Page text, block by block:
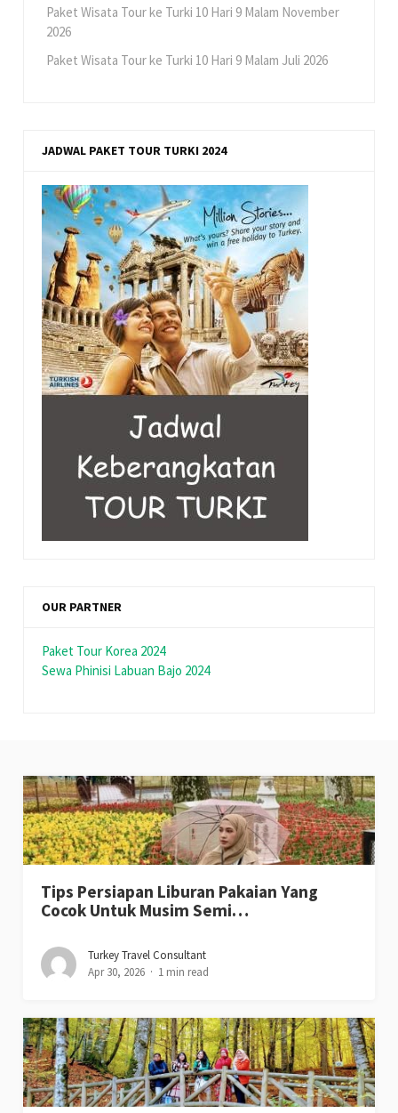
Paket Wisata Tour ke Turki 10 Hari 9 Malam November
2026
Paket Wisata Tour ke Turki 10 Hari 9 Malam Juli 2026
JADWAL PAKET TOUR TURKI 2024
OUR PARTNER
Paket Tour Korea 2024
Sewa Phinisi Labuan Bajo 2024
Tips Persiapan Liburan Pakaian Yang
Cocok Untuk Musim Semi…
Turkey Travel Consultant
Apr 30, 2026
1 min read